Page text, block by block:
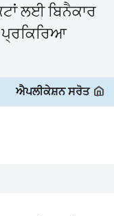
ਲਈ ਬਿਨੈਕਾਰ
ਪ੍ਰਕਿਰਿਆ
ਐਪਲੀਕੇਸ਼ਨ ਸਰੋਤ